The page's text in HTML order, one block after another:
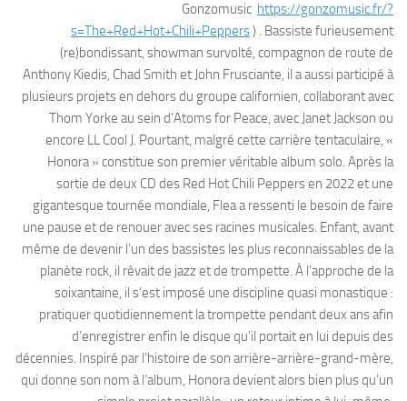
Gonzomusic https://gonzomusic.fr/?
s=The+Red+Hot+Chili+Peppers ) . Bassiste furieusement
(re)bondissant, showman survolté, compagnon de route de
Anthony Kiedis, Chad Smith et John Frusciante, il a aussi participé à
plusieurs projets en dehors du groupe californien, collaborant avec
Thom Yorke au sein d’Atoms for Peace, avec Janet Jackson ou
encore LL Cool J. Pourtant, malgré cette carrière tentaculaire, «
Honora » constitue son premier véritable album solo. Après la
sortie de deux CD des Red Hot Chili Peppers en 2022 et une
gigantesque tournée mondiale, Flea a ressenti le besoin de faire
une pause et de renouer avec ses racines musicales. Enfant, avant
même de devenir l’un des bassistes les plus reconnaissables de la
planète rock, il rêvait de jazz et de trompette. À l’approche de la
soixantaine, il s’est imposé une discipline quasi monastique :
pratiquer quotidiennement la trompette pendant deux ans afin
d’enregistrer enfin le disque qu’il portait en lui depuis des
décennies. Inspiré par l’histoire de son arrière-arrière-grand-mère,
qui donne son nom à l’album, Honora devient alors bien plus qu’un